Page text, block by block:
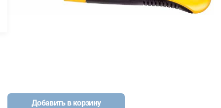
Добавить в корзину